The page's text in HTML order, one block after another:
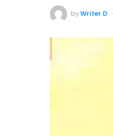
byWriter D